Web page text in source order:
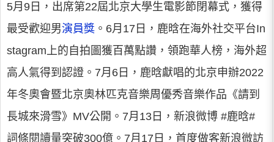
5月9日，出席第22屆北京大學生電影節閉幕式，獲得
最受歡迎男演員獎 。6月17日，鹿晗在海外社交平台In
stagram上的自拍圖獲百萬點讚，領跑華人榜，海外超
高人氣得到認證。7月6日，鹿晗獻唱的北京申辦2022
年冬奧會暨北京奧林匹克音樂周優秀音樂作品《請到
長城來滑雪》MV公開。7月13日，新浪微博 #鹿晗#
詞條閱讀量突破300億。7月17日，首度做客新浪微訪